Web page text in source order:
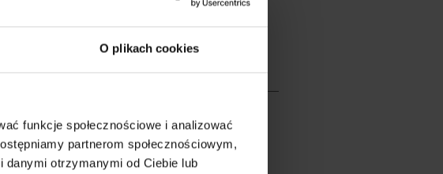
O plikach cookies
funkcje społecznościowe i analizować
partnerom społecznościowym,
danymi otrzymanymi od Ciebie lub